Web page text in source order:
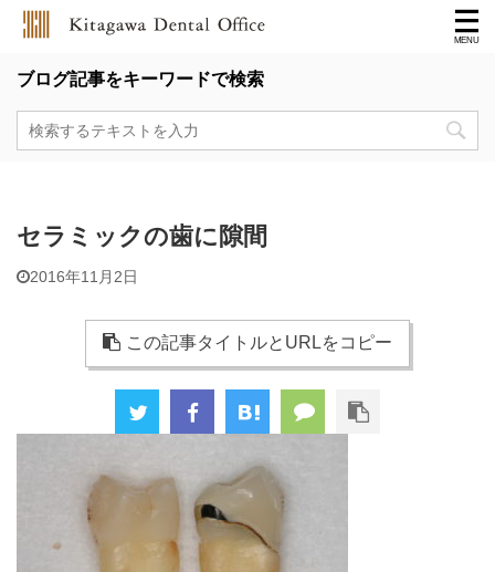
ブログ記事をキーワードで検索
セラミックの歯に隙間
2016年11月2日
この記事タイトルとURLをコピー